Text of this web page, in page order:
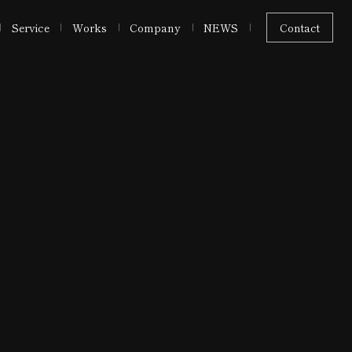
Service Works Company NEWS Contact